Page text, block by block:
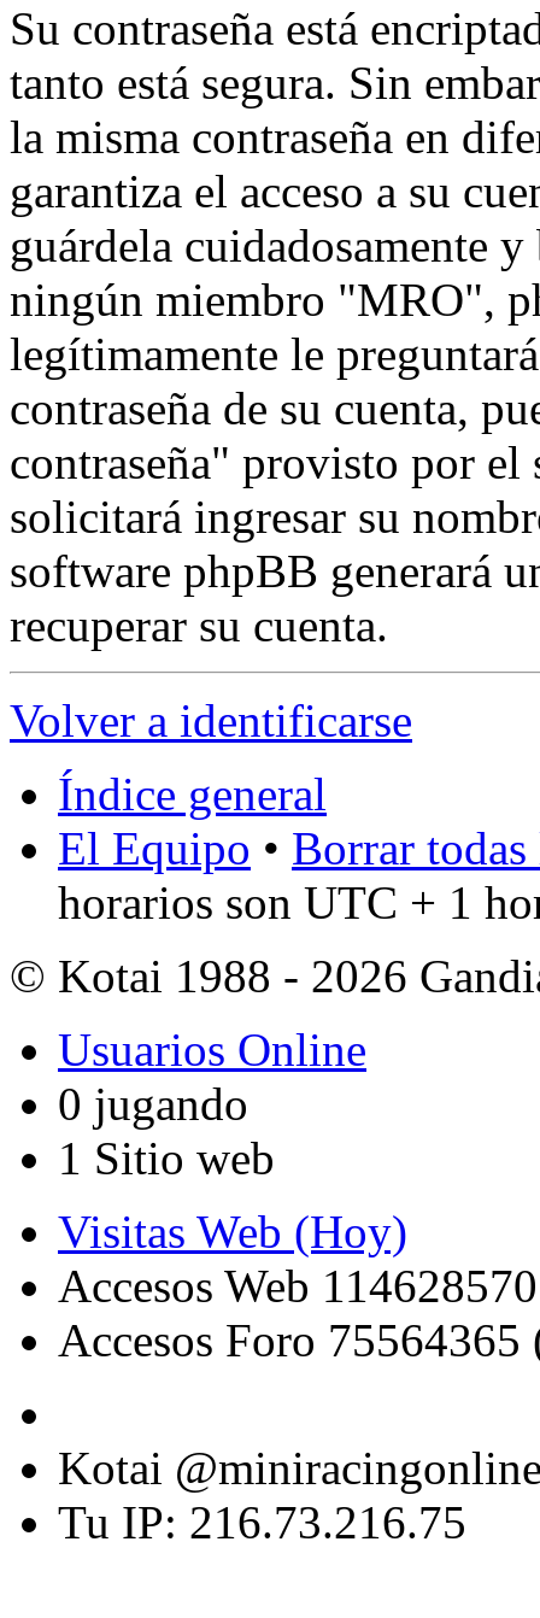
Su contraseña está
tanto está segura. Sin
la misma contraseña en
garantiza el acceso a su
guárdela cuidadosamente
ningún miembro "MRO",
legítimamente le
contraseña de su cuenta,
contraseña" provisto por
solicitará ingresar su
software phpBB generará
recuperar su cuenta.
Volver a identificarse
Índice general
El Equipo • Borrar
horarios son UTC + 1
© Kotai 1988 - 2026
Usuarios Online
0 jugando
1 Sitio web
Visitas Web (Hoy)
Accesos Web
Accesos Foro 75564365
Kotai
Tu IP: 216.73.216.75